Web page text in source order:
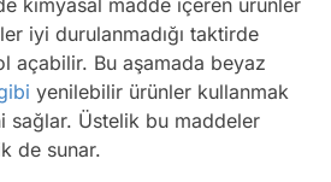
kimyasal madde içeren ürünler
iyi durulanmadığı taktirde
açabilir. Bu aşamada beyaz
yenilebilir ürünler kullanmak
sağlar. Üstelik bu maddeler
de sunar.